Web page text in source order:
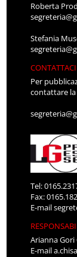
Roberta
Stefania
CONTATTACI
Per
contattare la
Tel:
Fax:
E-mail
Arianna Gori
E-mail